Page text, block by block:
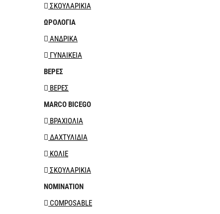
ΣΚΟΥΛΑΡΙΚΙΑ
ΩΡΟΛΟΓΙΑ
ΑΝΔΡΙΚΑ
ΓΥΝΑΙΚΕΙΑ
ΒΕΡΕΣ
ΒΕΡΕΣ
MARCO BICEGO
ΒΡΑΧΙΟΛΙΑ
ΔΑΧΤΥΛΙΔΙΑ
ΚΟΛΙΕ
ΣΚΟΥΛΑΡΙΚΙΑ
NOMINATION
COMPOSABLE